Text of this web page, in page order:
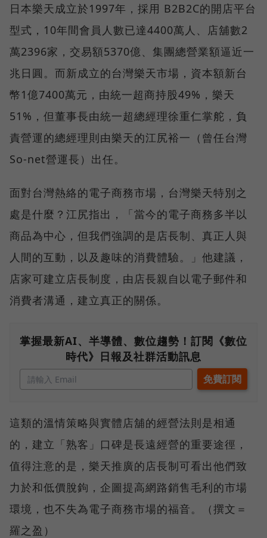
日本樂天成立於1997年，採用 B2B2C的開店平台
型式，10年間會員人數已達4400萬人、店舖數2
萬2396家，交易額5370億、集團總營業額逼近一
兆日圓。而新成立的台灣樂天市場，資本額新台
幣1億7400萬元，由統一超商持股49%，樂天
51%，但董事長由統一超總經理徐重仁掌舵，負
責營運的總經理則由樂天的江尻裕一（曾任台灣
So-net營運長）出任。
面對台灣熱絡的電子商務市場，台灣樂天特別之
處是什麼？江尻指出，「當今的電子商務多半以
商品為中心，但我們強調的是店長制、真正人與
人間的互動，以及趣味的消費體驗。」他建議，
店家可建立店長制度，由店長親自以電子郵件和
消費者溝通，建立真正的關係。
掌握最新AI、半導體、數位趨勢！訂閱《數位
時代》日報及社群活動訊息
這類的溫情策略與實體店舖的經營法則是相通
的，建立「熟客」口碑是長遠經營的重要途徑，
值得注意的是，樂天推廣的店長制可看出他們致
力於和低價脫鉤，企圖提高網路銷售毛利的市場
環境，也不失為電子商務市場的福音。（撰文＝
羅之盈）